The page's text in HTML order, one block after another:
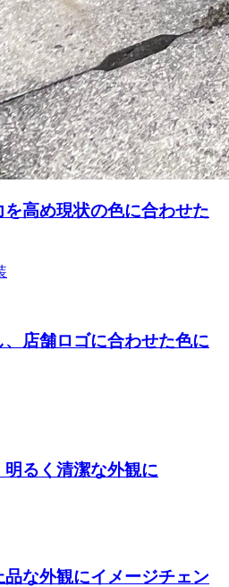
高め現状の色に合わせた
店舗ロゴに合わせた色に
るく清潔な外観に
な外観にイメージチェン